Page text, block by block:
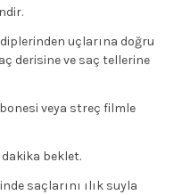
uçlarına doğru
derisine ve saç tellerine
veya streç filmle
beklet.
saçlarını ılık suyla